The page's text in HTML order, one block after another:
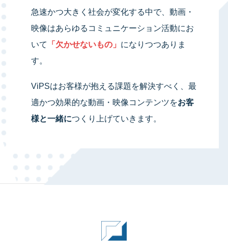
急速かつ大きく社会が変化する中で、動画・
映像はあらゆるコミュニケーション活動にお
いて
「欠かせないもの」 になりつつありま
す。
ViPSはお客様が抱える課題を解決すべく、最
適かつ効果的な動画・映像コンテンツをお客
様と一緒につくり上げていきます。